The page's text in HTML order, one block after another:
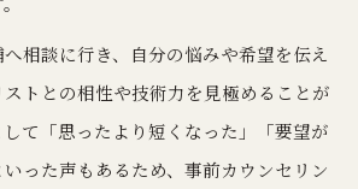
相談に行き、自分の悩みや希望を伝え
トとの相性や技術力を見極めることが
て「思ったより短くなった」「要望が
った声もあるため、事前カウンセリン